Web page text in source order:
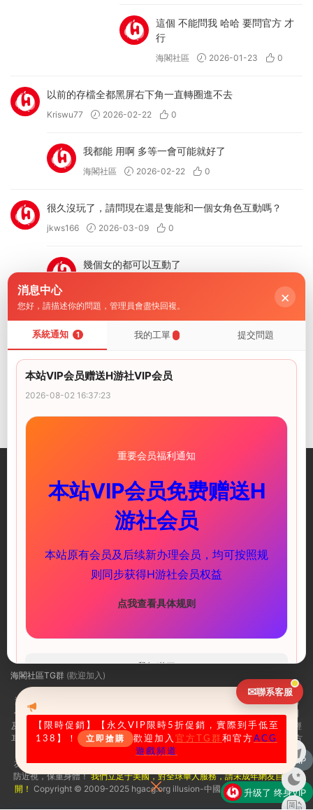
這個 不能問我 哈哈 要問官方 才
行
海閣社區 2026-01-23 0
以前的存檔全都黑屏右下角一直轉圈進不去
Kriswu77 2026-02-22 0
我都能 用啊 多等一會可能就好了
海閣社區 2026-02-22 0
很久沒玩了，請問現在還是隻能和一個女角色互動嗎？
jkws166 2026-03-09 0
幾個女的都可以互動了
這和STEAM上的有什麽内容上的區别嗎
嗨嗨-嗨 2026-04-14 0
一樣的 0 - 就是收費不收費的區别
海閣社區
一個優質的資源付費平台 彙集海量遊戲資源和攻略
快速鏈接 服務支持
萌新教程
下載教程
聯系我們
海閣社區TG群 (歡迎加入)
海閣社區：i社遊戲官方指定網站，Illusion是日本的一家知名十八禁3D遊戲制
作公司，主要作品有尾行系列、欲望格鬥系列、欲望血液系列、人工少女系列
及性感沙灘系列等。i社作爲PC界最出名的成人遊戲制作商，很多玩家可能已經
耳熟能詳了，爲了幫助大家更加迅速的找到自己需求的遊戲，illusion-中國官方
指定社區，海閣社區illusion遊戲商城今天正式上線了，一起來看看吧！
友情提示：适量遊戲有益身心健康，請勿長時間沉迷遊戲，注意保護視力并預
防近視，保重身體！我們立足于美國，對全球華人服務，請未成年網友自覺離
開！ Copyright © 2009-2025 hgacg.org illusion-中國 All Rights Reserved
【限時促銷 】【永久VIP限時5折促銷，實際到手低至
138】！
立即搶購 歡迎加入 官方TG群 和官方ACG
遊戲頻道
✉聯系客服
消息中心
您好，請描述你的問題，管理員會盡快回複。 ×
系統通知 1 我的工單 提交問題
本站VIP会员赠送H游社VIP会员
2026-08-02 16:37:23
重要会员福利通知
本站VIP会员免费赠送H
游社会员
本站原有会员及后续新办理会员，均可按照规
则同步获得H游社会员权益
点我查看具体规则
我知道了
升级了 包月VIP
升级了 终身VIP